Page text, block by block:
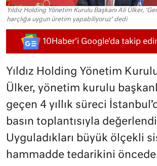
Yıldız Holding Yönetim Kurulu Başkanı Ali Ülker,
harçlığa uygun üretim yapabiliyoruz’ dedi
10Haber'i Google'da takip
Yıldız Holding Yönetim
Ülker, yönetim kurulu
geçen 4 yıllık süreci
basın toplantısıyla
Uyguladıkları büyük ölçekli
hammadde tedarikini